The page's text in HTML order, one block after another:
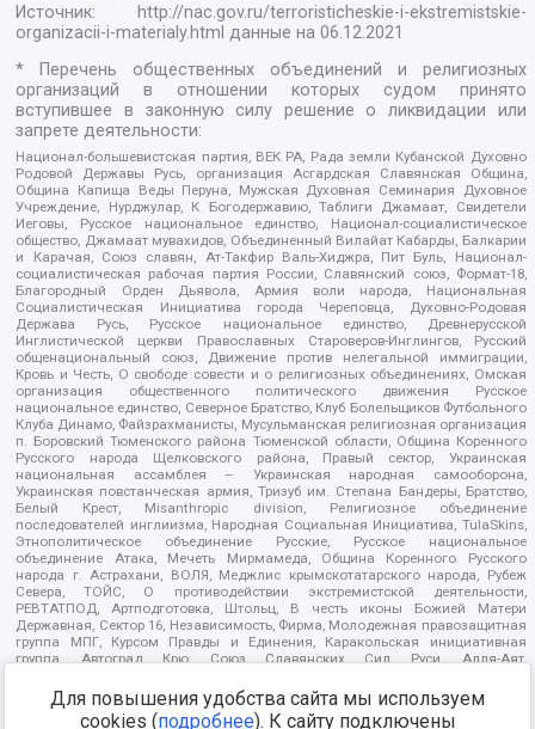
Источник:
http://nac.gov.ru/terroristicheskie-i-ekstremistskie-
organizacii-i-materialy.html данные на06.12.2021
* Перечень общественных объединений и религиозных
организаций в отношении которых судом принято
вступившее в законную силу решение о ликвидации или
запрете деятельности:
Национал-большевистская партия, ВЕК РА, Рада земли Кубанской Духовно
Родовой Державы Русь, организация Асгардская Славянская Община,
Община Капища Веды Перуна, Мужская Духовная Семинария Духовное
Учреждение, Нурджулар, К Богодержавию, Таблиги Джамаат, Свидетели
Иеговы, Русское национальное единство, Национал-социалистическое
общество, Джамаат мувахидов, Объединенный Вилайат Кабарды, Балкарии
и Карачая, Союз славян, Ат-Такфир Валь-Хиджра, Пит Буль, Национал-
социалистическая рабочая партия России, Славянский союз, Формат-18,
Благородный Орден Дьявола, Армия воли народа, Национальная
Социалистическая Инициатива города Череповца, Духовно-Родовая
Держава Русь, Русское национальное единство, Древнерусской
Инглистической церкви Православных Староверов-Инглингов, Русский
общенациональный союз, Движение против нелегальной иммиграции,
Кровь и Честь, О свободе совести и о религиозных объединениях, Омская
организация общественного политического движения Русское
национальное единство, Северное Братство, Клуб Болельщиков Футбольного
Клуба Динамо, Файзрахманисты, Мусульманская религиозная организация
п. Боровский Тюменского района Тюменской области, Община Коренного
Русского народа Щелковского района, Правый сектор, Украинская
национальная ассамблея – Украинская народная самооборона,
Украинская повстанческая армия, Тризуб им. Степана Бандеры, Братство,
Белый Крест, Misanthropic division, Религиозное объединение
последователей инглиизма, Народная Социальная Инициатива, TulaSkins,
Этнополитическое объединение Русские, Русское национальное
объединение Атака, Мечеть Мирмамеда, Община Коренного Русского
народа г. Астрахани, ВОЛЯ, Меджлис крымскотатарского народа, Рубеж
Севера, ТОЙС, О противодействии экстремистской деятельности,
РЕВТАТПОД, Артподготовка, Штольц, В честь иконы Божией Матери
Державная, Сектор 16, Независимость, Фирма, Молодежная правозащитная
группа МПГ, Курсом Правды и Единения, Каракольская инициативная
группа, Автоград Крю, Союз Славянских Сил Руси, Алля-Аят,
Арестантское уголовное единство, Башкорт, Нация и свобода, W.H.С., Фалунь
Дафа, Иртыш Ultras, Русский Патриотический клуб-Новокузнецк/РПК,
Сибирский державный союз, Фонд борьбы с коррупцией, Фонд защиты прав
Для повышения удобства сайта мы используем
cookies (подробнее). К сайту подключены